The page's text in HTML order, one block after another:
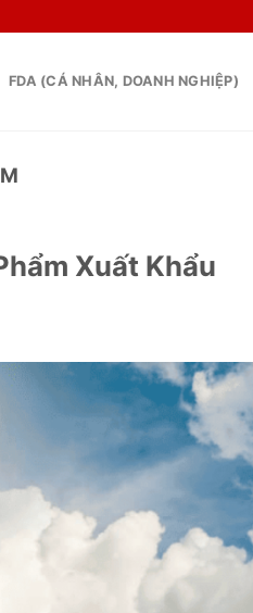
FDA (CÁ NHÂN, DOANH NGHIỆP)
Xuất Khẩu